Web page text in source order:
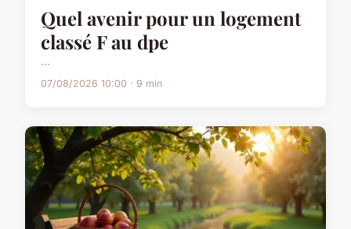
Quel avenir pour un logement
classé F au dpe
...
07/08/2026 10:00 · 9 min